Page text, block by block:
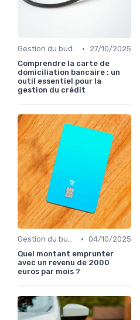
Gestion du budget •
27/10/2025
Comprendre la carte de
domiciliation bancaire : un
outil essentiel pour la
gestion du crédit
Gestion du budget • 04/10/2025
Quel montant emprunter
avec un revenu de 2000
euros par mois ?